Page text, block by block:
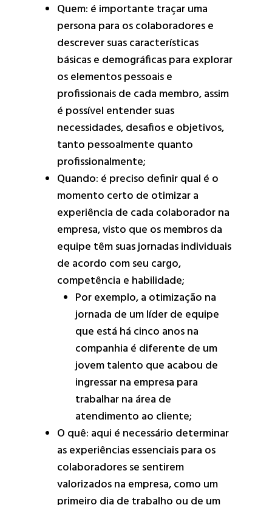
Quem: é importante traçar uma
persona para os colaboradores e
descrever suas características
básicas e demográficas para explorar
os elementos pessoais e
profissionais de cada membro, assim
é possível entender suas
necessidades, desafios e objetivos,
tanto pessoalmente quanto
profissionalmente;
Quando: é preciso definir qual é o
momento certo de otimizar a
experiência de cada colaborador na
empresa, visto que os membros da
equipe têm suas jornadas individuais
de acordo com seu cargo,
competência e habilidade;
Por exemplo, a otimização na
jornada de um líder de equipe
que está há cinco anos na
companhia é diferente de um
jovem talento que acabou de
ingressar na empresa para
trabalhar na área de
atendimento ao cliente;
O quê: aqui é necessário determinar
as experiências essenciais para os
colaboradores se sentirem
valorizados na empresa, como um